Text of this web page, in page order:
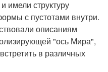
имели структуру
с пустотами внутри.
описаниям
"ось Мира",
в различных